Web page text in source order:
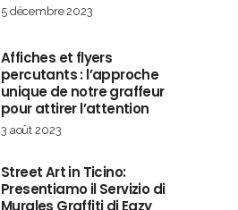
5 décembre 2023
Affiches et flyers
percutants : l’approche
unique de notre graffeur
pour attirer l’attention
3 août 2023
Street Art in Ticino:
Presentiamo il Servizio di
Murales Graffiti di Eazy